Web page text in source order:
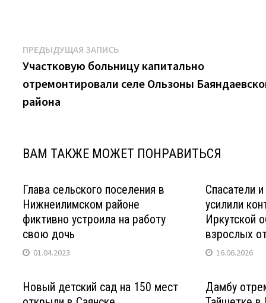
Навигация
по
записям
ПРЕДЫДУЩАЯ ЗАПИСЬ
запись:
Участковую больницу капитально
отремонтировали селе Ользоны
района
ВАМ ТАКЖЕ МОЖЕТ ПОНРАВИТЬСЯ
Глава сельского поселения в
Нижнеилимском районе
фиктивно устроила на работу
свою дочь
01.04.2023
Спасатели
усилили
Иркутской
взрослых
16.06.2026
Новый детский сад на 150 мест
Дамбу